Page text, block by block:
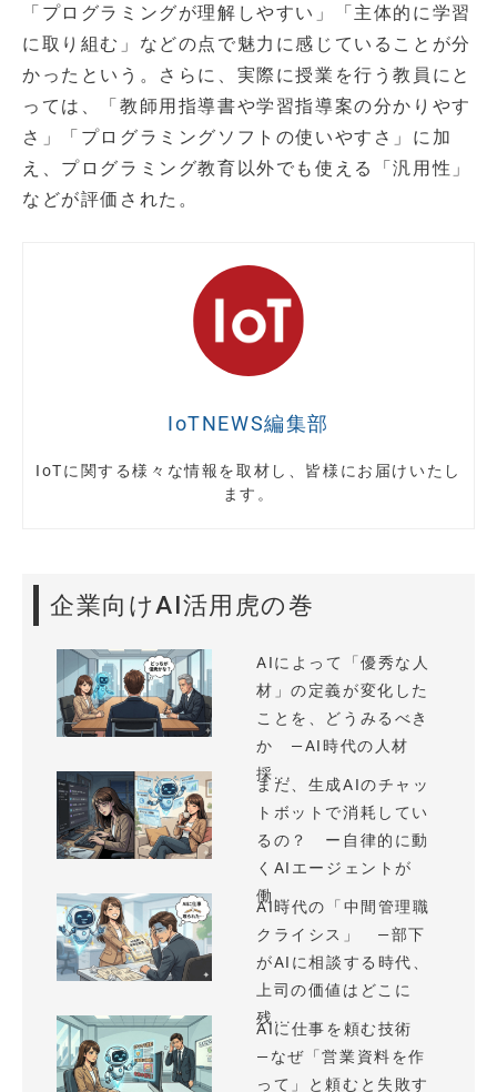
「プログラミングが理解しやすい」「主体的に学習
に取り組む」などの点で魅力に感じていることが分
かったという。さらに、実際に授業を行う教員にと
っては、「教師用指導書や学習指導案の分かりやす
さ」「プログラミングソフトの使いやすさ」に加
え、プログラミング教育以外でも使える「汎用性」
などが評価された。
IoTNEWS編集部
IoTに関する様々な情報を取材し、皆様にお届けいたし
ます。
企業向けAI活用虎の巻
AIによって「優秀な人
材」の定義が変化した
ことを、どうみるべき
か —AI時代の人材
採...
まだ、生成AIのチャッ
トボットで消耗してい
るの？ ー自律的に動
くAIエージェントが
働...
AI時代の「中間管理職
クライシス」 —部下
がAIに相談する時代、
上司の価値はどこに
残...
AIに仕事を頼む技術
—なぜ「営業資料を作
って」と頼むと失敗す